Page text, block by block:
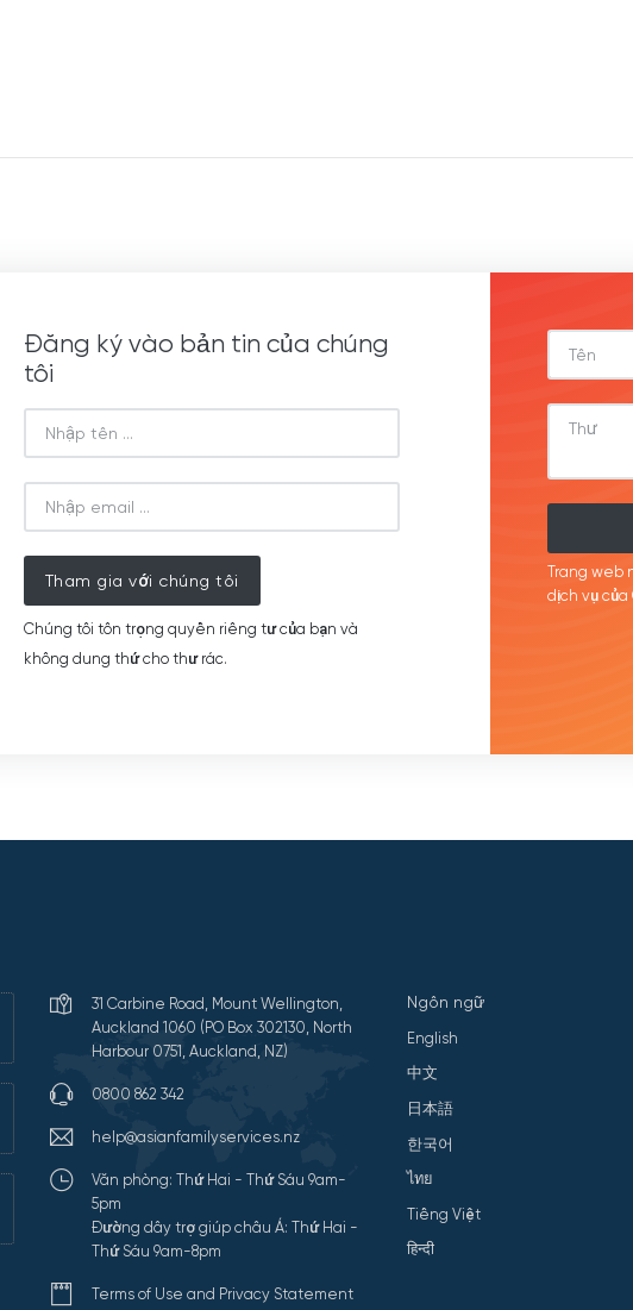
Đăng ký vào bản tin của chúng
tôi
Tham gia với chúng tôi
Chúng tôi tôn trọng quyền riêng tư của bạn và
không dung thứ cho thư rác.
Trang web
dịch vụ của
Ngôn ngữ
English
中文
日本語
한국어
ไทย
Tiếng Việt
हिन्दी
31 Carbine Road, Mount Wellington,
Auckland 1060 (PO Box 302130, North
Harbour 0751, Auckland, NZ)
0800 862 342
help@asianfamilyservices.nz
Văn phòng: Thứ Hai - Thứ Sáu 9am-
5pm
Đường dây trợ giúp châu Á: Thứ Hai -
Thứ Sáu 9am-8pm
Terms of Use and Privacy Statement